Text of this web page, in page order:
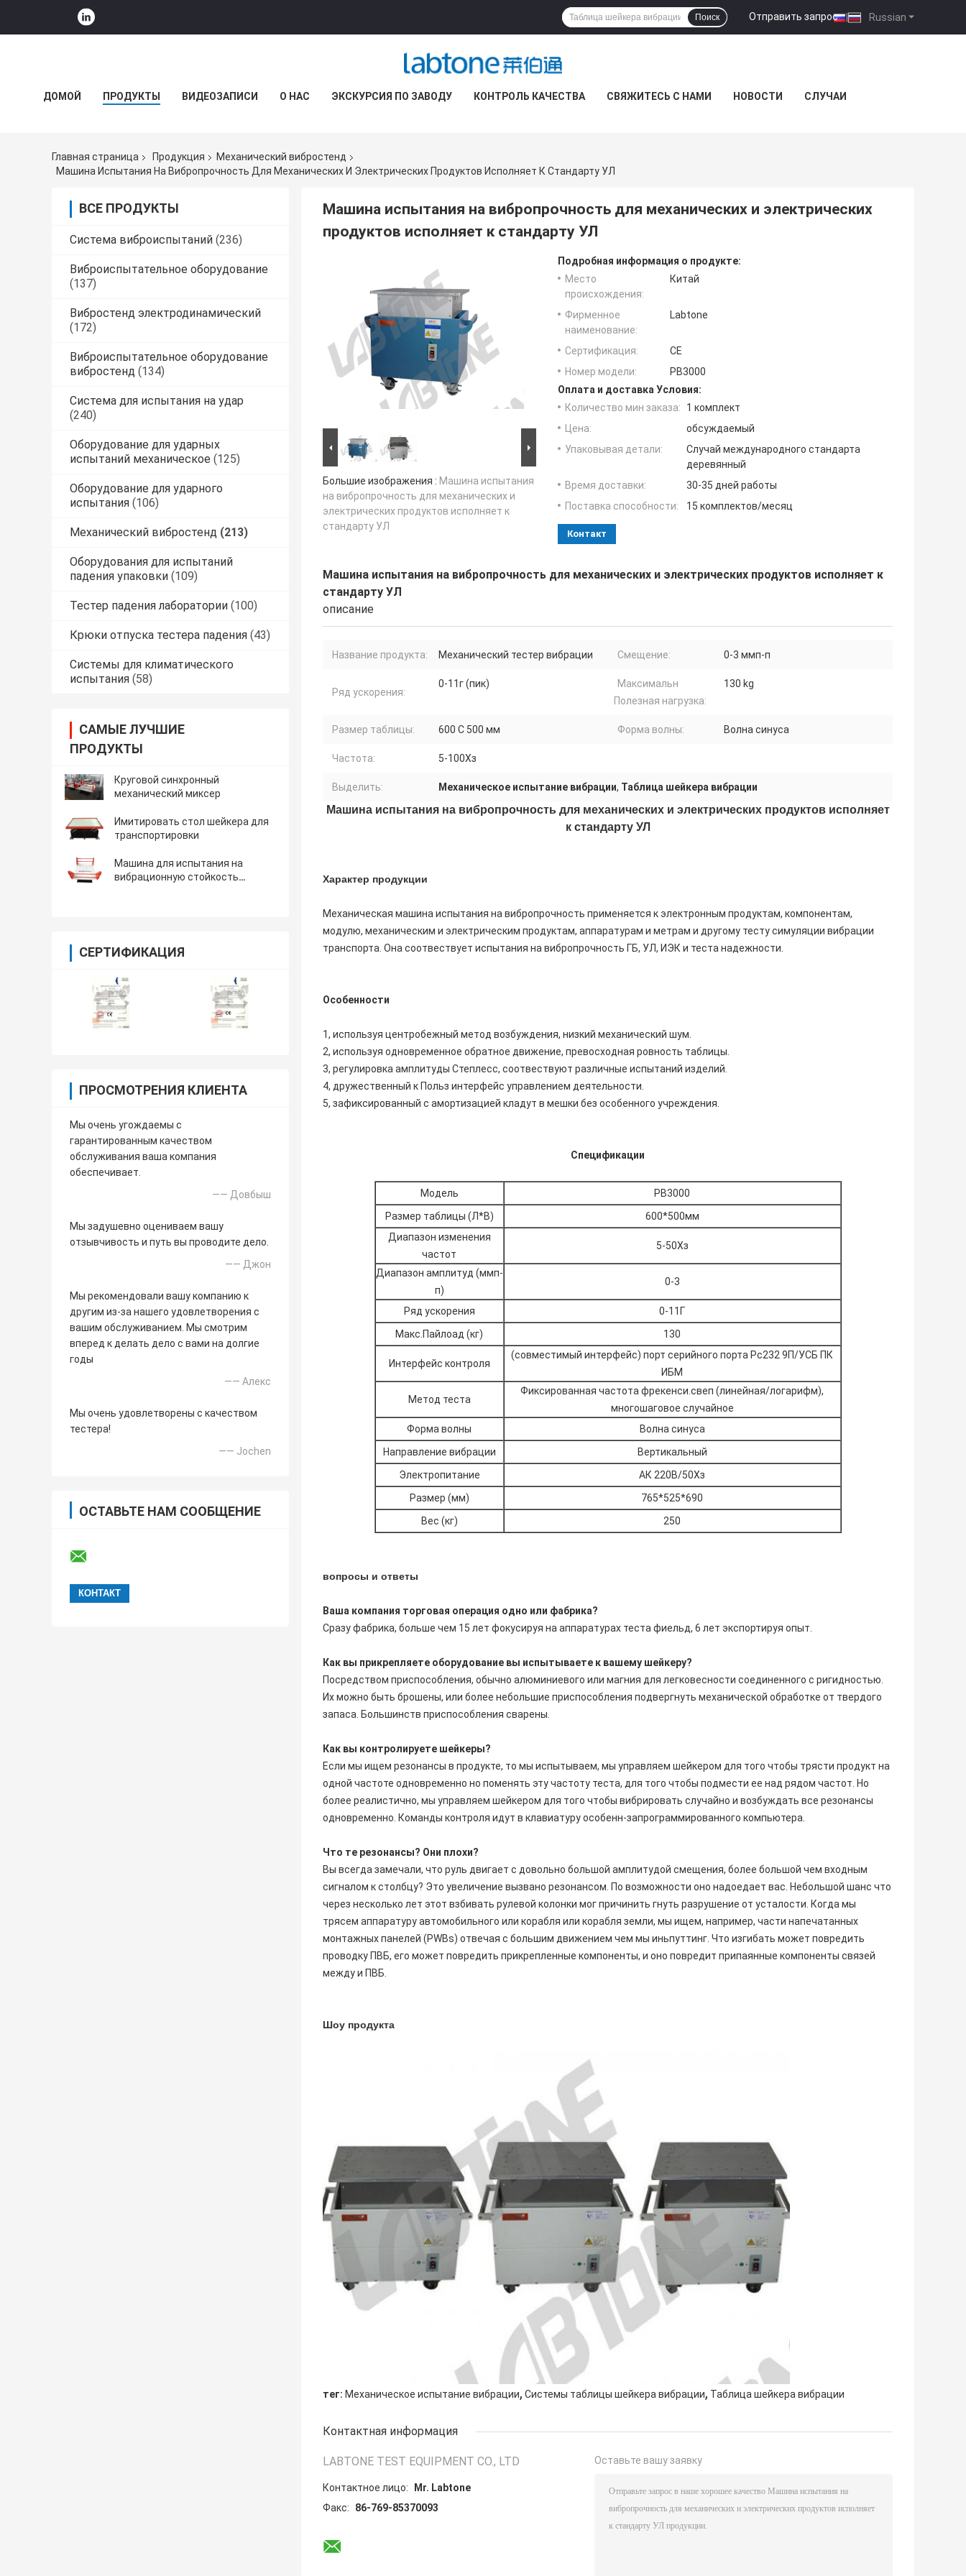
Russian
Отправить запрос |
Поиск
ДОМОЙ ПРОДУКТЫ ВИДЕОЗАПИСИ О НАС ЭКСКУРСИЯ ПО ЗАВОДУ КОНТРОЛЬ КАЧЕСТВА СВЯЖИТЕСЬ С НАМИ НОВОСТИ СЛУЧАИ
Главная страница Продукция
Механический вибростенд
Машина Испытания На Вибропрочность Для Механических И Электрических Продуктов Исполняет К Стандарту УЛ
ВСЕ ПРОДУКТЫ
Система виброиспытаний (236)
Виброиспытательное оборудование
(137)
Вибростенд электродинамический
(172)
Виброиспытательное оборудование
вибростенд (134)
Система для испытания на удар
(240)
Оборудование для ударных
испытаний механическое (125)
Оборудование для ударного
испытания (106)
Механический вибростенд (213)
Оборудования для испытаний
падения упаковки (109)
Тестер падения лаборатории (100)
Крюки отпуска тестера падения (43)
Системы для климатического
испытания (58)
САМЫЕ ЛУЧШИЕ
ПРОДУКТЫ
Круговой синхронный
механический миксер
Имитировать стол шейкера для
транспортировки
Машина для испытания на
вибрационную стойкость
СЕРТИФИКАЦИЯ
ПРОСМОТРЕНИЯ КЛИЕНТА
Мы очень угождаемы с
гарантированным качеством
обслуживания ваша компания
обеспечивает.
—— Довбыш
Мы задушевно оцениваем вашу
отзывчивость и путь вы проводите дело.
—— Джон
Мы рекомендовали вашу компанию к
другим из-за нашего удовлетворения с
вашим обслуживанием. Мы смотрим
вперед к делать дело с вами на долгие
годы
—— Алекс
Мы очень удовлетворены с качеством
тестера!
—— Jochen
ОСТАВЬТЕ НАМ СООБЩЕНИЕ
Машина испытания на вибропрочность для механических и электрических
продуктов исполняет к стандарту УЛ
Большие изображения : Машина испытания
на вибропрочность для механических и
электрических продуктов исполняет к
стандарту УЛ
Подробная информация о продукте:
Место
происхождения:
Китай
Фирменное
наименование:
Labtone
Сертификация:
CE
Номер модели:
РВ3000
Оплата и доставка Условия:
Количество мин заказа:
1 комплект
Цена:
обсуждаемый
Упаковывая детали:
Случай международного стандарта
деревянный
Время доставки:
30-35 дней работы
Поставка способности:
15 комплектов/месяц
Контакт
Машина испытания на вибропрочность для механических и электрических продуктов исполняет к
стандарту УЛ
описание
Название продукта: Механический тестер вибрации Смещение: 0-3 ммп-п
Ряд ускорения:
0-11г (пик)
Максимальн
Полезная нагрузка:
130 kg
Размер таблицы: 600 С 500 мм Форма волны: Волна синуса
Частота: 5-100Хз
Выделить: Механическое испытание вибрации, Таблица шейкера вибрации
Машина испытания на вибропрочность для механических и электрических продуктов исполняет
к стандарту УЛ
Характер продукции
Механическая машина испытания на вибропрочность применяется к электронным продуктам, компонентам,
модулю, механическим и электрическим продуктам, аппаратурам и метрам и другому тесту симуляции вибрации
транспорта. Она соотвествует испытания на вибропрочность ГБ, УЛ, ИЭК и теста надежности.
Особенности
1, используя центробежный метод возбуждения, низкий механический шум.
2, используя одновременное обратное движение, превосходная ровность таблицы.
3, регулировка амплитуды Степлесс, соотвествуют различные испытаний изделий.
4, дружественный к Польз интерфейс управлением деятельности.
5, зафиксированный с амортизацией кладут в мешки без особенного учреждения.
Спецификации
Модель
РВ3000
Размер таблицы (Л*В)
600*500мм
Диапазон изменения
частот
5-50Хз
Диапазон амплитуд (ммп-
п)
0-3
Ряд ускорения
0-11Г
Макс.Пайлоад (кг)
130
Интерфейс контроля
(совместимый интерфейс) порт серийного порта Рс232 9П/УСБ ПК
ИБМ
Метод теста
Фиксированная частота фрекенси.свеп (линейная/логарифм),
многошаговое случайное
Форма волны
Волна синуса
Направление вибрации
Вертикальный
Электропитание
АК 220В/50Хз
Размер (мм)
765*525*690
Вес (кг)
250
вопросы и ответы
Ваша компания торговая операция одно или фабрика?
Сразу фабрика, больше чем 15 лет фокусируя на аппаратурах теста фиельд, 6 лет экспортируя опыт.
Как вы прикрепляете оборудование вы испытываете к вашему шейкеру?
Посредством приспособления, обычно алюминиевого или магния для легковесности соединенного с ригидностью.
Их можно быть брошены, или более небольшие приспособления подвергнуть механической обработке от твердого
запаса. Большинств приспособления сварены.
Как вы контролируете шейкеры?
Если мы ищем резонансы в продукте, то мы испытываем, мы управляем шейкером для того чтобы трясти продукт на
одной частоте одновременно но поменять эту частоту теста, для того чтобы подмести ее над рядом частот. Но
более реалистично, мы управляем шейкером для того чтобы вибрировать случайно и возбуждать все резонансы
одновременно. Команды контроля идут в клавиатуру особенн-запрограммированного компьютера.
Что те резонансы? Они плохи?
Вы всегда замечали, что руль двигает с довольно большой амплитудой смещения, более большой чем входным
сигналом к столбцу? Это увеличение вызвано резонансом. По возможности оно надоедает вас. Небольшой шанс что
через несколько лет этот взбивать рулевой колонки мог причинить гнуть разрушение от усталости. Когда мы
трясем аппаратуру автомобильного или корабля или корабля земли, мы ищем, например, части напечатанных
монтажных панелей (PWBs) отвечая с большим движением чем мы иньпуттинг. Что изгибать может повредить
проводку ПВБ, его может повредить прикрепленные компоненты, и оно повредит припаянные компоненты связей
между и ПВБ.
Шоу продукта
тег: Механическое испытание вибрации, Системы таблицы шейкера вибрации, Таблица шейкера вибрации
Контактная информация
LABTONE TEST EQUIPMENT CO., LTD
Контактное лицо:
Mr. Labtone
Факс:
86-769-85370093
Оставьте вашу заявку